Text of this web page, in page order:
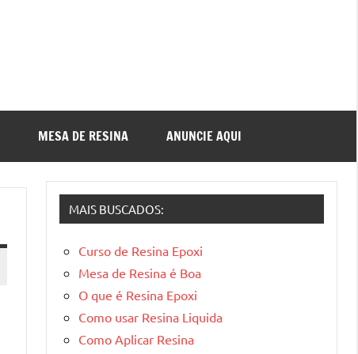
MESA DE RESINA ANUNCIE AQUI
MAIS BUSCADOS:
Curso de Resina Epoxi
Mesa de Resina é Boa
O que é Resina Epoxi
Como usar Resina Liquida
Como Aplicar Resina